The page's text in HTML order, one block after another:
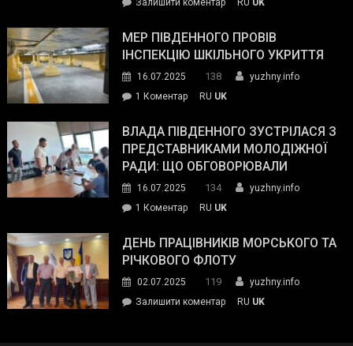
та
органів:
«Наш
спільний
окупанти.
Маємо
діяти
команда
ДСНС
власноруч
пожежу
у
МЕР ПІВДЕННОГО ПРОВІВ
ІНСПЕКЦІЮ ШКІЛЬНОГО УКРИТТЯ
16.07.2025 138
yuzhny.info
1 Коментардо
Південного
провів
інспекцію
укриття
RU UK
ВЛАДА ПІВДЕННОГО ЗУСТРІЛАСЯ З
ПРЕДСТАВНИКАМИ МОЛОДІЖНОЇ
РАДИ: ЩО ОБГОВОРЮВАЛИ
16.07.2025 134
yuzhny.info
1 Коментардо
Південного
зустрілася
представниками
молодіжної
RU UK
ДЕНЬ ПРАЦІВНИКІВ МОРСЬКОГО ТА
РІЧКОВОГО ФЛОТУ
02.07.2025 119
yuzhny.info
Залишити коментарon
RU UK